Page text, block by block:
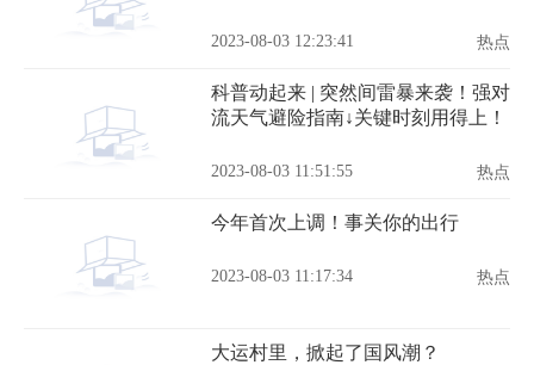
2023-08-03 12:23:41 热点
科普动起来 | 突然间雷暴来袭！强对
流天气避险指南↓关键时刻用得上！
2023-08-03 11:51:55 热点
今年首次上调！事关你的出行
2023-08-03 11:17:34 热点
大运村里，掀起了国风潮？